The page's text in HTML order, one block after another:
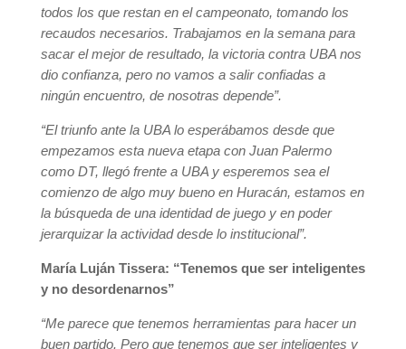
todos los que restan en el campeonato, tomando los
recaudos necesarios. Trabajamos en la semana para
sacar el mejor de resultado, la victoria contra UBA nos
dio confianza, pero no vamos a salir confiadas a
ningún encuentro, de nosotras depende”.
“El triunfo ante la UBA lo esperábamos desde que
empezamos esta nueva etapa con Juan Palermo
como DT, llegó frente a UBA y esperemos sea el
comienzo de algo muy bueno en Huracán, estamos en
la búsqueda de una identidad de juego y en poder
jerarquizar la actividad desde lo institucional”.
María Luján Tissera: “Tenemos que ser inteligentes
y no desordenarnos”
“Me parece que tenemos herramientas para hacer un
buen partido. Pero que tenemos que ser inteligentes y